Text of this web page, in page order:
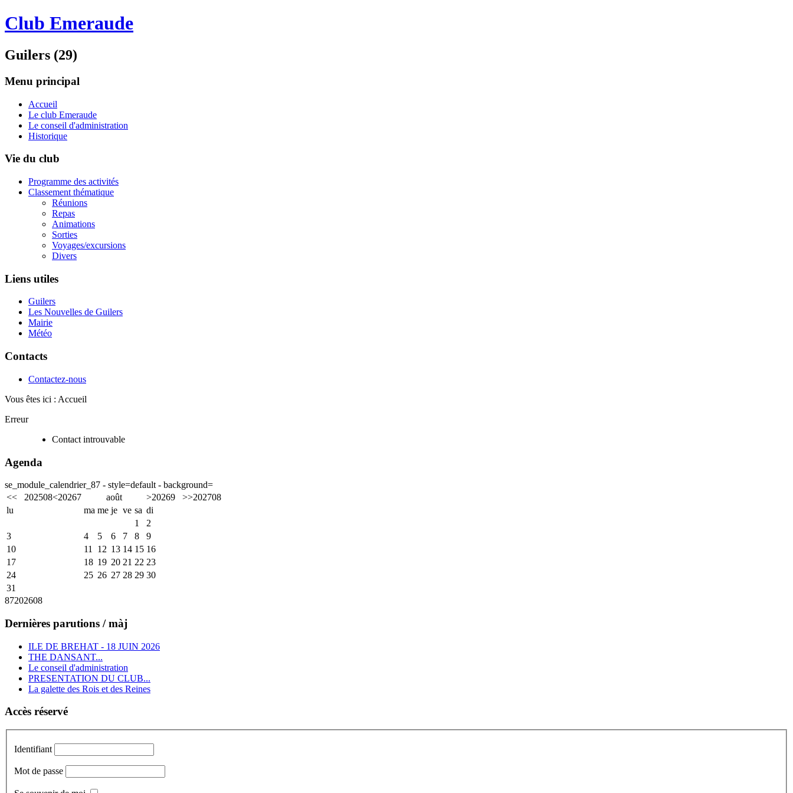
Club Emeraude
Guilers (29)
Menu principal
Accueil
Le club Emeraude
Le conseil d'administration
Historique
Vie du club
Programme des activités
Classement thématique
Réunions
Repas
Animations
Sorties
Voyages/excursions
Divers
Liens utiles
Guilers
Les Nouvelles de Guilers
Mairie
Météo
Contacts
Contactez-nous
Vous êtes ici : Accueil
Erreur
Contact introuvable
Agenda
se_module_calendrier_87 - style=default - background=
<< 202508<20267 août >20269 >>202708
lu
ma me je ve sa di
1
2
3
4 5 6 7 8
9
10
11 12 13 14 15 16
17
18 19 20 21 22 23
24
25 26 27 28 29 30
31
87202608
Dernières parutions / màj
ILE DE BREHAT - 18 JUIN 2026
THE DANSANT...
Le conseil d'administration
PRESENTATION DU CLUB...
La galette des Rois et des Reines
Accès réservé
Identifiant
Mot de passe